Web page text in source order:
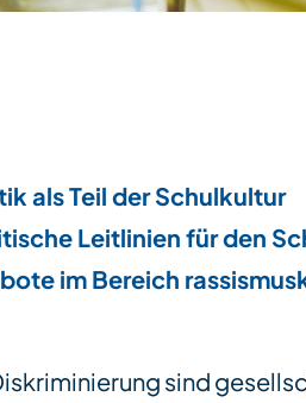
als Teil der Schulkultur
Leitlinien für den
im Bereich
sind